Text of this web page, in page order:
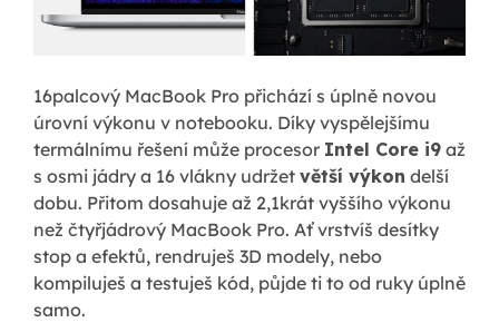
16palcový MacBook Pro přichází s úplně novou
úrovní výkonu v notebooku. Díky vyspělejšímu
termálnímu řešení může procesor Intel Core i9 až
s osmi jádry a 16 vlákny udržet větší výkon delší
dobu. Přitom dosahuje až 2,1krát vyššího výkonu
než čtyřjádrový MacBook Pro. Ať vrstvíš desítky
stop a efektů, rendruješ 3D modely, nebo
kompiluješ a testuješ kód, půjde ti to od ruky úplně
samo.